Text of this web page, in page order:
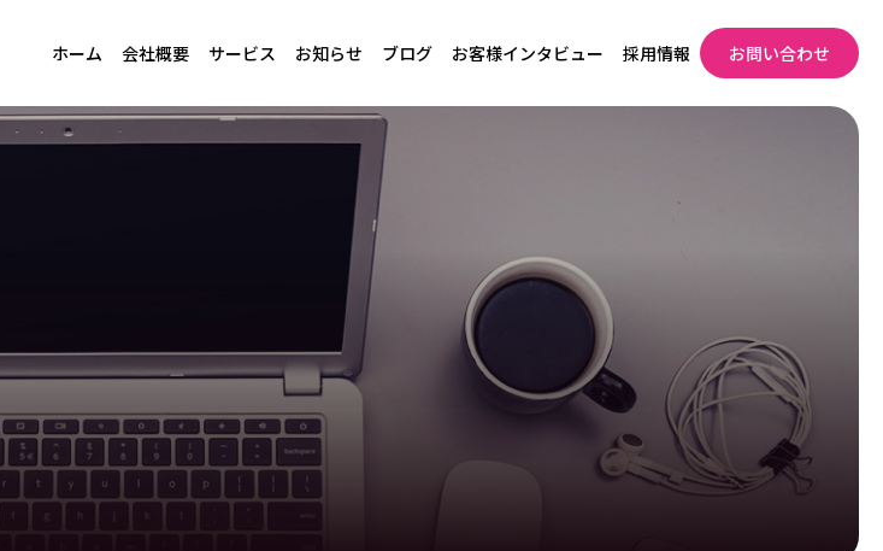
ホーム 会社概要 サービス お知らせ ブログ お客様インタビュー 採用情報 お問い合わせ